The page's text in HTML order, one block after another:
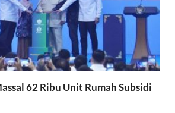
62 Ribu Unit Rumah Subsidi